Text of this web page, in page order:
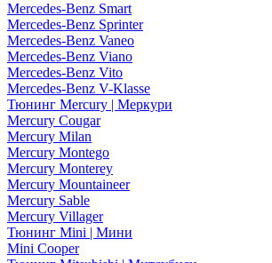
Mercedes-Benz Smart
Mercedes-Benz Sprinter
Mercedes-Benz Vaneo
Mercedes-Benz Viano
Mercedes-Benz Vito
Mercedes-Benz V-Klasse
Тюнинг Mercury | Меркури
Mercury Cougar
Mercury Milan
Mercury Montego
Mercury Monterey
Mercury Mountaineer
Mercury Sable
Mercury Villager
Тюнинг Mini | Мини
Mini Cooper